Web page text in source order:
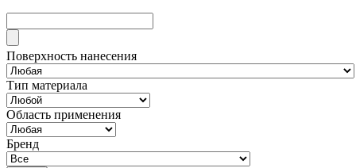
Поверхность нанесения
Тип материала
Область применения
Бренд